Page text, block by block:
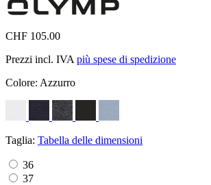
CHF 105.00
Prezzi incl. IVA più spese di spedizione
Colore: Azzurro
Taglia: Tabella delle dimensioni
36
37